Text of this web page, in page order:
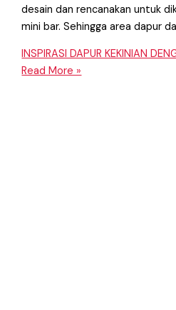
desain dan rencanakan untuk
mini bar. Sehingga area dapur
INSPIRASI DAPUR KEKINIAN
Read More »